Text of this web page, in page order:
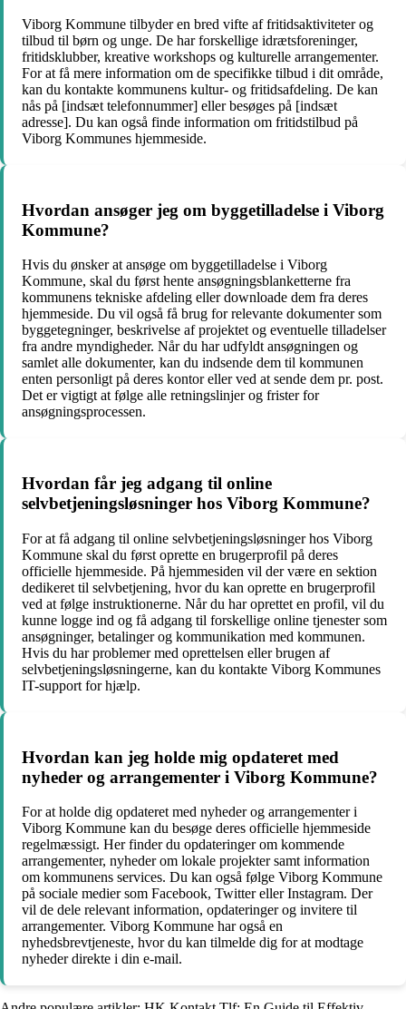
Viborg Kommune tilbyder en bred vifte af fritidsaktiviteter og
tilbud til børn og unge. De har forskellige idrætsforeninger,
fritidsklubber, kreative workshops og kulturelle arrangementer.
For at få mere information om de specifikke tilbud i dit område,
kan du kontakte kommunens kultur- og fritidsafdeling. De kan
nås på [indsæt telefonnummer] eller besøges på [indsæt
adresse]. Du kan også finde information om fritidstilbud på
Viborg Kommunes hjemmeside.
Hvordan ansøger jeg om byggetilladelse i Viborg
Kommune?
Hvis du ønsker at ansøge om byggetilladelse i Viborg
Kommune, skal du først hente ansøgningsblanketterne fra
kommunens tekniske afdeling eller downloade dem fra deres
hjemmeside. Du vil også få brug for relevante dokumenter som
byggetegninger, beskrivelse af projektet og eventuelle tilladelser
fra andre myndigheder. Når du har udfyldt ansøgningen og
samlet alle dokumenter, kan du indsende dem til kommunen
enten personligt på deres kontor eller ved at sende dem pr. post.
Det er vigtigt at følge alle retningslinjer og frister for
ansøgningsprocessen.
Hvordan får jeg adgang til online
selvbetjeningsløsninger hos Viborg Kommune?
For at få adgang til online selvbetjeningsløsninger hos Viborg
Kommune skal du først oprette en brugerprofil på deres
officielle hjemmeside. På hjemmesiden vil der være en sektion
dedikeret til selvbetjening, hvor du kan oprette en brugerprofil
ved at følge instruktionerne. Når du har oprettet en profil, vil du
kunne logge ind og få adgang til forskellige online tjenester som
ansøgninger, betalinger og kommunikation med kommunen.
Hvis du har problemer med oprettelsen eller brugen af
selvbetjeningsløsningerne, kan du kontakte Viborg Kommunes
IT-support for hjælp.
Hvordan kan jeg holde mig opdateret med
nyheder og arrangementer i Viborg Kommune?
For at holde dig opdateret med nyheder og arrangementer i
Viborg Kommune kan du besøge deres officielle hjemmeside
regelmæssigt. Her finder du opdateringer om kommende
arrangementer, nyheder om lokale projekter samt information
om kommunens services. Du kan også følge Viborg Kommune
på sociale medier som Facebook, Twitter eller Instagram. Der
vil de dele relevant information, opdateringer og invitere til
arrangementer. Viborg Kommune har også en
nyhedsbrevtjeneste, hvor du kan tilmelde dig for at modtage
nyheder direkte i din e-mail.